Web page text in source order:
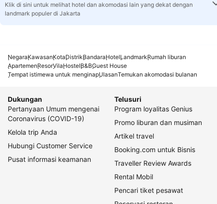
Klik di sini untuk melihat hotel dan akomodasi lain yang dekat dengan
landmark populer di Jakarta
NegaraKawasanKotaDistrikBandaraHotelLandmarkRumah liburan
ApartemenResorVilaHostelB&BGuest House
Tempat istimewa untuk menginapUlasanTemukan akomodasi bulanan
Dukungan
Pertanyaan Umum mengenai
Coronavirus (COVID-19)
Kelola trip Anda
Hubungi Customer Service
Pusat informasi keamanan
Telusuri
Program loyalitas Genius
Promo liburan dan musiman
Artikel travel
Booking.com untuk Bisnis
Traveller Review Awards
Rental Mobil
Pencari tiket pesawat